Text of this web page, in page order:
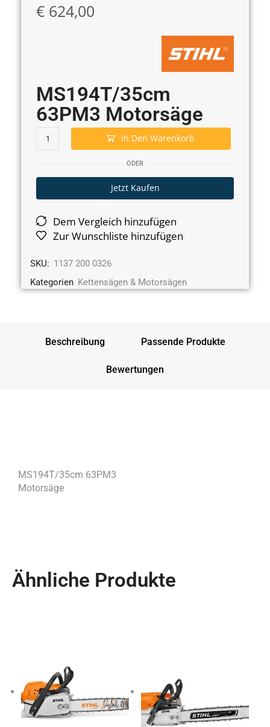
€ 624,00
MS194T/35cm
63PM3 Motorsäge
In Den Warenkorb
ODER
Jetzt Kaufen
Dem Vergleich hinzufügen
Zur Wunschliste hinzufügen
SKU: 1137 200 0326
Kategorien Kettensägen & Motorsägen
Beschreibung Passende Produkte
Bewertungen
MS194T/35cm 63PM3
Motorsäge
Ähnliche Produkte